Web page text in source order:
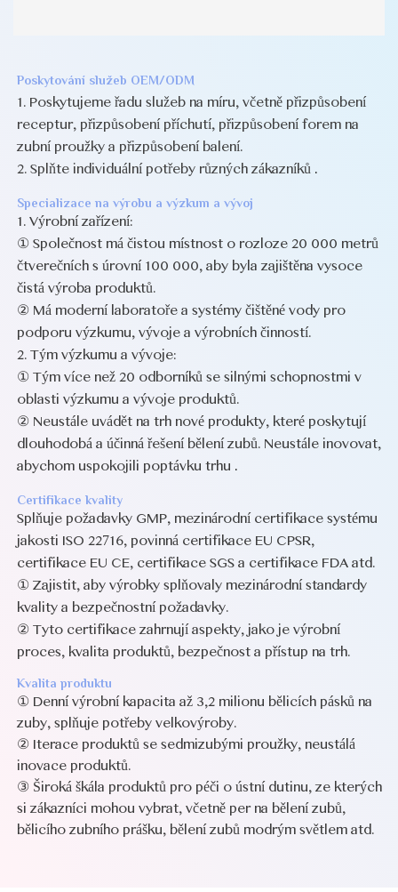
Poskytování služeb OEM/ODM
1. Poskytujeme řadu služeb na míru, včetně přizpůsobení
receptur, přizpůsobení příchutí, přizpůsobení forem na
zubní proužky a přizpůsobení balení.
2. Splňte individuální potřeby různých zákazníků .
Specializace na výrobu a výzkum a vývoj
1. Výrobní zařízení:
① Společnost má čistou místnost o rozloze 20 000 metrů
čtverečních s úrovní 100 000, aby byla zajištěna vysoce
čistá výroba produktů.
② Má moderní laboratoře a systémy čištěné vody pro
podporu výzkumu, vývoje a výrobních činností.
2. Tým výzkumu a vývoje:
① Tým více než 20 odborníků se silnými schopnostmi v
oblasti výzkumu a vývoje produktů.
② Neustále uvádět na trh nové produkty, které poskytují
dlouhodobá a účinná řešení bělení zubů. Neustále inovovat,
abychom uspokojili poptávku trhu .
Certifikace kvality
Splňuje požadavky GMP, mezinárodní certifikace systému
jakosti ISO 22716, povinná certifikace EU CPSR,
certifikace EU CE, certifikace SGS a certifikace FDA atd.
① Zajistit, aby výrobky splňovaly mezinárodní standardy
kvality a bezpečnostní požadavky.
② Tyto certifikace zahrnují aspekty, jako je výrobní
proces, kvalita produktů, bezpečnost a přístup na trh.
Kvalita produktu
① Denní výrobní kapacita až 3,2 milionu bělicích pásků na
zuby, splňuje potřeby velkovýroby.
② Iterace produktů se sedmizubými proužky, neustálá
inovace produktů.
③ Široká škála produktů pro péči o ústní dutinu, ze kterých
si zákazníci mohou vybrat,včetně per na bělení zubů,
bělicího zubního prášku, bělení zubů modrým světlem atd.